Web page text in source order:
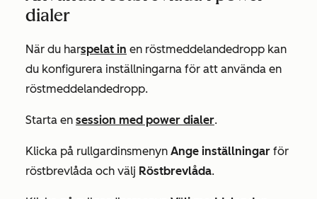
dialer
När du harspelat in en röstmeddelandedropp kan
du konfigurera inställningarna för att använda en
röstmeddelandedropp.
Starta en session med power dialer.
Klicka på rullgardinsmenyn Ange inställningar för
röstbrevlåda och välj Röstbrevlåda.